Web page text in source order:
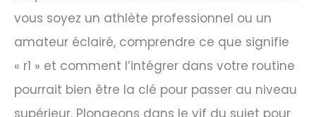
vous soyez un athlète professionnel ou un
amateur éclairé, comprendre ce que signifie
« r1 » et comment l’intégrer dans votre routine
pourrait bien être la clé pour passer au niveau
supérieur. Plongeons dans le vif du sujet pour